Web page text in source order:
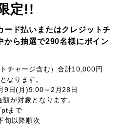
定!!
ード払いまたはクレジットチ
から抽選で290名様にポイン
チャージ含む）合計10,000円
なります。
9日(月)9:00～2月28日
が対象となります。
まで
旬以降順次